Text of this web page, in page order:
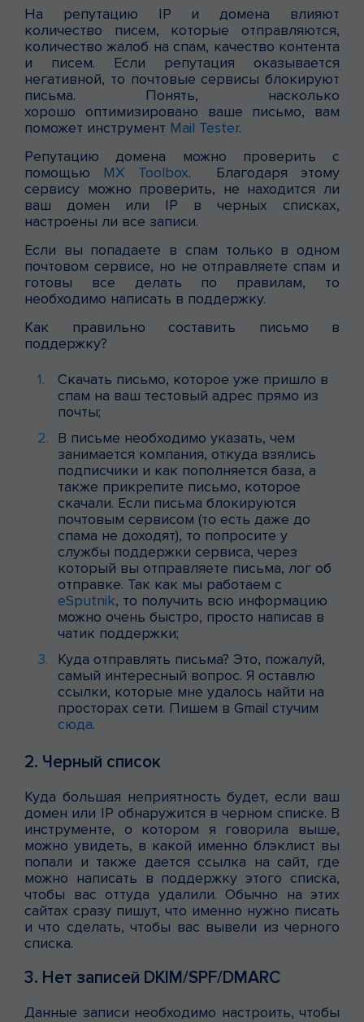
На репутацию IP и домена влияют
количество писем, которые отправляются,
количество жалоб на спам, качество контента
и писем. Если репутация оказывается
негативной, то почтовые сервисы блокируют
письма. Понять, насколько
хорошо оптимизировано ваше письмо, вам
поможет инструмент Mail Tester.
Репутацию домена можно проверить с
помощью MX Toolbox. Благодаря этому
сервису можно проверить, не находится ли
ваш домен или IP в черных списках,
настроены ли все записи.
Если вы попадаете в спам только в одном
почтовом сервисе, но не отправляете спам и
готовы все делать по правилам, то
необходимо написать в поддержку.
Как правильно составить письмо в
поддержку?
Скачать письмо, которое уже пришло в
спам на ваш тестовый адрес прямо из
почты;
В письме необходимо указать, чем
занимается компания, откуда взялись
подписчики и как пополняется база, а
также прикрепите письмо, которое
скачали. Если письма блокируются
почтовым сервисом (то есть даже до
спама не доходят), то попросите у
службы поддержки сервиса, через
который вы отправляете письма, лог об
отправке. Так как мы работаем с
eSputnik, то получить всю информацию
можно очень быстро, просто написав в
чатик поддержки;
Куда отправлять письма? Это, пожалуй,
самый интересный вопрос. Я оставлю
ссылки, которые мне удалось найти на
просторах сети. Пишем в Gmail стучим
сюда.
2. Черный список
Куда большая неприятность будет, если ваш
домен или IP обнаружится в черном списке. В
инструменте, о котором я говорила выше,
можно увидеть, в какой именно блэклист вы
попали и также дается ссылка на сайт, где
можно написать в поддержку этого списка,
чтобы вас оттуда удалили. Обычно на этих
сайтах сразу пишут, что именно нужно писать
и что сделать, чтобы вас вывели из черного
списка.
3. Нет записей DKIM/SPF/DMARC
Данные записи необходимо настроить, чтобы